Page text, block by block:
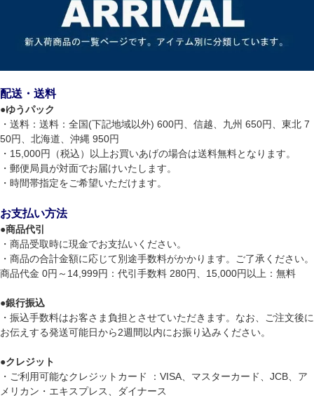
配送・送料
●ゆうパック
・送料：送料：全国(下記地域以外) 600円、信越、九州 650円、東北 7
50円、北海道、沖縄 950円
・15,000円（税込）以上お買いあげの場合は送料無料となります。
・郵便局員が対面でお届けいたします。
・時間帯指定をご希望いただけます。
お支払い方法
●商品代引
・商品受取時に現金でお支払いください。
・商品の合計金額に応じて別途手数料がかかります。ご了承ください。
商品代金 0円～14,999円：代引手数料 280円、15,000円以上：無料
●銀行振込
・振込手数料はお客さま負担とさせていただきます。なお、ご注文後に
お伝えする発送可能日から2週間以内にお振り込みください。
●クレジット
・ご利用可能なクレジットカード ：VISA、マスターカード、JCB、ア
メリカン・エキスプレス、ダイナース